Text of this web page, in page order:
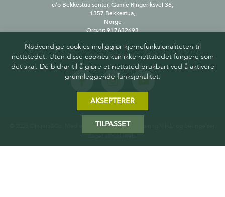
c/o Bekkestua senter, Gamle Ringeriksvei 36,
1357 Bekkestua,
Norge
Org.nr: 917632693
FØLG OSS
© 2025 Oliviers&Co. Med enerett.Personvernerklæring
Laget avCalliweb.
Nødvendige cookies muliggjør kjernefunksjonaliteten til
nettstedet. Uten disse cookies kan ikke nettstedet fungere som
det skal. De bidrar til å gjøre et nettsted brukbart ved å aktivere
grunnleggende funksjonalitet.
AKSEPTERER
TILPASSET